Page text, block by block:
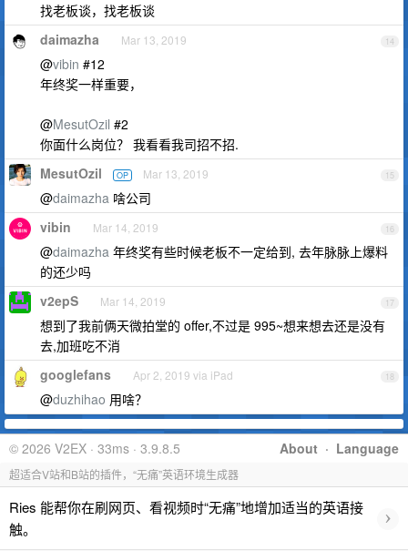
找老板谈，找老板谈
14
daimazha Mar 13, 2019
@vibin #12
年终奖一样重要，
@MesutOzil #2
你面什么岗位？ 我看看我司招不招.
15
MesutOzil OP Mar 13, 2019
@daimazha 啥公司
16
vibin Mar 14, 2019
@daimazha 年终奖有些时候老板不一定给到, 去年脉脉上爆料
的还少吗
17
v2epS Mar 14, 2019
想到了我前俩天微拍堂的 offer,不过是 995~想来想去还是没有
去,加班吃不消
18
googlefans Apr 2, 2019 via iPad
@duzhihao 用啥？
About · Language
© 2026 V2EX · 33ms · 3.9.8.5
超适合V站和B站的插件，“无痛”英语环境生成器
Ries 能帮你在刷网页、看视频时“无痛”地增加适当的英语接
触。
›